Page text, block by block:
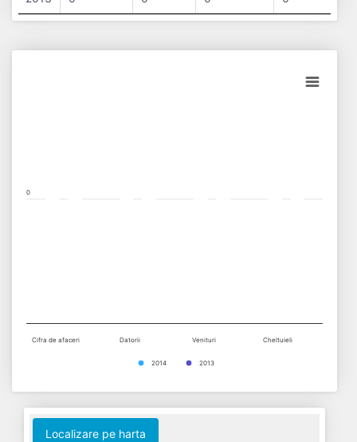
Cifra de afaceri Datorii Venituri Cheltuieli
2014 2013
0
End of interactive chart.
Localizare pe harta